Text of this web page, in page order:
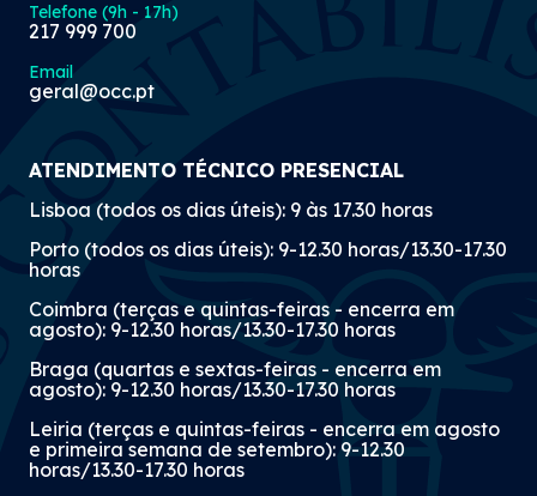
Telefone (9h - 17h)
217 999 700
Email
geral@occ.pt
ATENDIMENTO TÉCNICO PRESENCIAL
Lisboa (todos os dias úteis): 9 às 17.30 horas
Porto (todos os dias úteis): 9-12.30 horas/13.30-17.30
horas
Coimbra (terças e quintas-feiras - encerra em
agosto): 9-12.30 horas/13.30-17.30 horas
Braga (quartas e sextas-feiras - encerra em
agosto): 9-12.30 horas/13.30-17.30 horas
Leiria (terças e quintas-feiras - encerra em agosto
e primeira semana de setembro): 9-12.30
horas/13.30-17.30 horas